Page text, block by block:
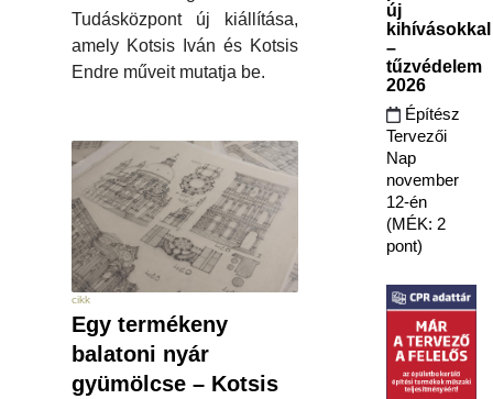
Tudásközpont új kiállítása,
amely Kotsis Iván és Kotsis
Endre műveit mutatja be.
cikk
Egy termékeny
balatoni nyár
gyümölcse – Kotsis
új
kihívásokkal
–
tűzvédelem
2026
Építész
Tervezői
Nap
november
12-én
(MÉK: 2
pont)